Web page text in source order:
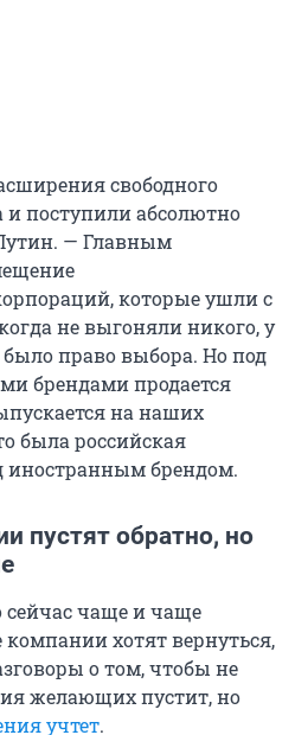
свободного
поступили абсолютно
— Главным
которые ушли с
не выгоняли никого, у
право выбора. Но под
брендами продается
на наших
была российская
иностранным брендом.
пустят обратно, но
сейчас чаще и чаще
хотят вернуться,
о том, чтобы не
желающих пустит, но
учтет.